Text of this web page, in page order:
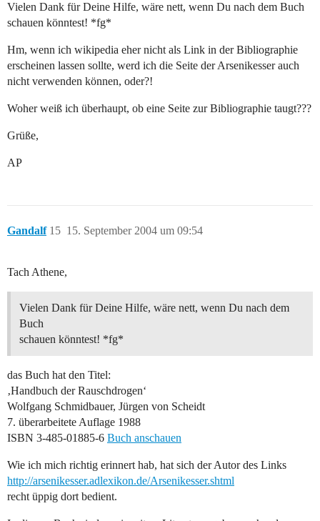
Vielen Dank für Deine Hilfe, wäre nett, wenn Du nach dem Buch
schauen könntest! *fg*
Hm, wenn ich wikipedia eher nicht als Link in der Bibliographie
erscheinen lassen sollte, werd ich die Seite der Arsenikesser auch
nicht verwenden können, oder?!
Woher weiß ich überhaupt, ob eine Seite zur Bibliographie taugt???
Grüße,
AP
Gandalf 15. September 2004 um 09:54
15
Tach Athene,
Vielen Dank für Deine Hilfe, wäre nett, wenn Du nach dem
Buch
schauen könntest! *fg*
das Buch hat den Titel:
‚Handbuch der Rauschdrogen‘
Wolfgang Schmidbauer, Jürgen von Scheidt
7. überarbeitete Auflage 1988
ISBN 3-485-01885-6 Buch anschauen
Wie ich mich richtig erinnert hab, hat sich der Autor des Links
http://arsenikesser.adlexikon.de/Arsenikesser.shtml
recht üppig dort bedient.